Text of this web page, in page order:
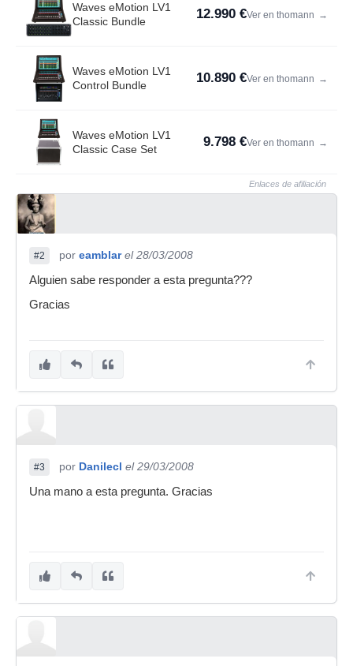
Waves eMotion LV1
Classic Bundle
12.990 €Ver en thomann →
Waves eMotion LV1
Control Bundle
10.890 €Ver en thomann →
Waves eMotion LV1
Classic Case Set
9.798 €Ver en thomann →
Enlaces de afiliación
#2 por eamblar el 28/03/2008
Alguien sabe responder a esta pregunta???
Gracias
#3 por Danilecl el 29/03/2008
Una mano a esta pregunta. Gracias